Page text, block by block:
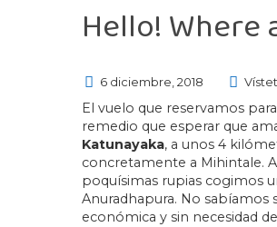
Hello! Where
6 diciembre, 2018
El vuelo que reservamos
remedio que esperar que
Katunayaka, a unos 4
concretamente a Mihintale.
poquísimas rupias cogimos
Anuradhapura. No sabíamos
económica y sin necesidad